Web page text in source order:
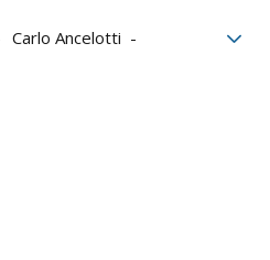
Carlo Ancelotti